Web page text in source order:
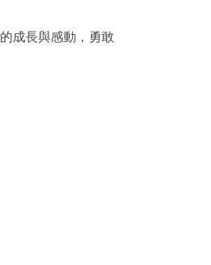
成長與感動，勇敢